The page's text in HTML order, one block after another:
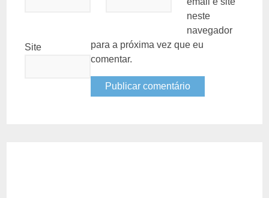
Site
neste
navegador
para a próxima vez que eu
comentar.